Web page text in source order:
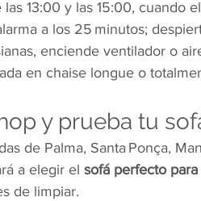
las 13:00 y las 15:00, cuando
a los 25 minutos;
enciende ventilador o
en chaise longue o
y prueba tu
de Palma, Santa Ponça,
a elegir el sofá perfecto
de limpiar.